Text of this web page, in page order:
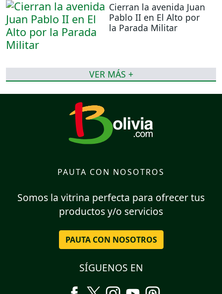
Cierran la avenida Juan
Pablo II en El Alto por
la Parada Militar
VER MÁS +
PAUTA CON NOSOTROS
Somos la vitrina perfecta para ofrecer tus
productos y/o servicios
PAUTA CON NOSOTROS
SÍGUENOS EN